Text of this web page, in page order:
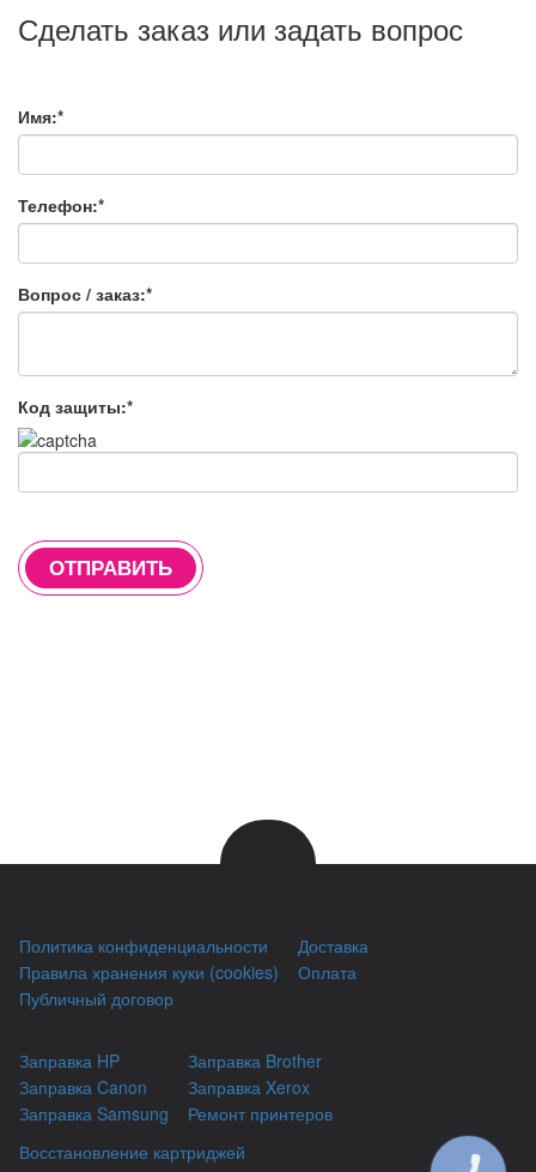
Сделать заказ или задать вопрос
Имя:*
Телефон:*
Вопрос / заказ:*
Код защиты:*
ОТПРАВИТЬ
Политика конфиденциальности
Правила хранения куки (cookies)
Публичный договор
Доставка
Оплата
Заправка HP
Заправка Canon
Заправка Samsung
Заправка Brother
Заправка Xerox
Ремонт принтеров
Восстановление картриджей